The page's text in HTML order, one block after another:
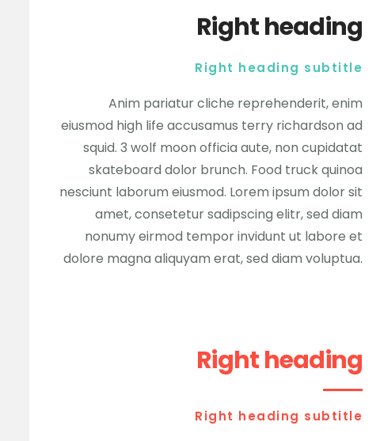
Right heading
Right heading subtitle
Anim pariatur cliche reprehenderit, enim
eiusmod high life accusamus terry richardson ad
squid. 3 wolf moon officia aute, non cupidatat
skateboard dolor brunch. Food truck quinoa
nesciunt laborum eiusmod. Lorem ipsum dolor sit
amet, consetetur sadipscing elitr, sed diam
nonumy eirmod tempor invidunt ut labore et
dolore magna aliquyam erat, sed diam voluptua.
Right heading
Right heading subtitle